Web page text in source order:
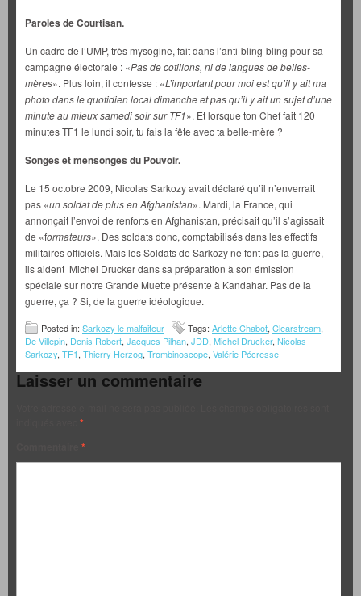
Paroles de Courtisan.
Un cadre de l’UMP, très mysogine, fait dans l’anti-bling-bling pour sa
campagne électorale : «Pas de cotillons, ni de langues de belles-
mères». Plus loin, il confesse : «L’important pour moi est qu’il y ait ma
photo dans le quotidienlocal dimanche et pas qu’il y ait un sujet d’une
minute au mieux samedi soir sur TF1». Et lorsque ton Chef fait 120
minutes TF1 le lundi soir, tu fais la fête avec ta belle-mère ?
Songes et mensonges du Pouvoir.
Le 15 octobre 2009, Nicolas Sarkozy avait déclaré qu’il n’enverrait
pas «un soldat de plus en Afghanistan». Mardi, la France, qui
annonçait l’envoi de renforts en Afghanistan, précisait qu’il s’agissait
de «formateurs». Des soldats donc, comptabilisés dans les effectifs
militaires officiels. Mais les Soldats de Sarkozy ne font pas la guerre,
ils aident Michel Drucker dans sa préparation à son émission
spéciale sur notre Grande Muette présente à Kandahar. Pas de la
guerre, ça ? Si, de la guerre idéologique.
Posted in: Sarkozy le malfaiteur Tags: Arlette Chabot, Clearstream,
De Villepin, Denis Robert, Jacques Pilhan, JDD, Michel Drucker, Nicolas
Sarkozy, TF1, Thierry Herzog, Trombinoscope, Valérie Pécresse
Laisser un commentaire
*
*